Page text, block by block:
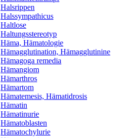
Halsrippen
Halssympathicus
Haltlose
Haltungsstereotyp
Häma, Hämatologie
Hämagglutination, Hämagglutinine
Hämagoga remedia
Hämangiom
Hämarthros
Hämartom
Hämatemesis, Hämatidrosis
Hämatin
Hämatinurie
Hämatoblasten
Hämatochylurie